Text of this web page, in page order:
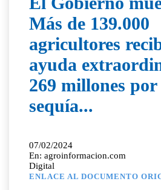
Más de 139.000
agricultores
ayuda
269 millones por
sequía...
07/02/2024
En: agroinformacion.com
Digital
ENLACE AL DOCUMENTO